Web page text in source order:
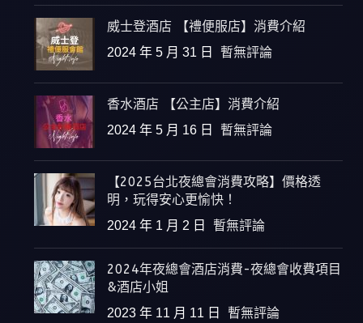
威士登酒店 【禮便服店】消費介紹
2024 年 5 月 31 日 暫無評論
香水酒店 【公主店】消費介紹
2024 年 5 月 16 日 暫無評論
【2025台北夜總會消費攻略】價格透
明，玩得安心更愉快！
2024 年 1 月 2 日 暫無評論
2024年夜總會酒店消費-夜總會收費項目
&酒店小姐
2023 年 11 月 11 日 暫無評論